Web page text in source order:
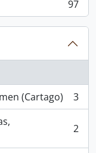
97
(Cartago)
3
2